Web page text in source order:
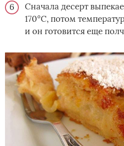
Сначала десерт
170°С, потом
и он готовится еще